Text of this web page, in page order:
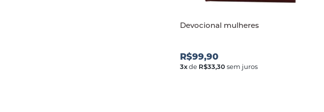
Devocional mulheres
R$99,90
3xde R$33,30sem juros